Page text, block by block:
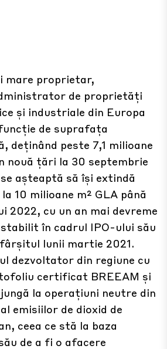
mare proprietar,
de proprietăți
și industriale din Europa
de suprafața
deținând peste 7,1 milioane
nouă țări la 30 septembrie
așteaptă să își extindă
10 milioane m² GLA până
2022, cu un an mai devreme
în cadrul IPO-ului său
lunii martie 2021.
dezvoltator din regiune cu
certificat BREEAM și
la operațiuni neutre din
emisiilor de dioxid de
ceea ce stă la baza
de a fi o afacere